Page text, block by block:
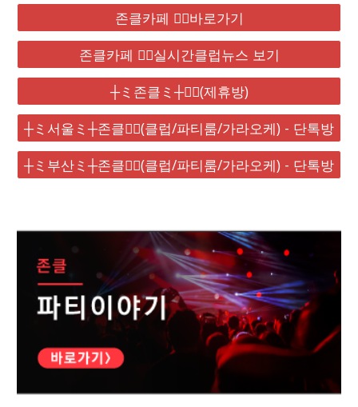
존클카페 ❤️‍🔥바로가기
존클카페 ❤️‍🔥실시간클럽뉴스 보기
┼ミ존클ミ┼❤️‍🔥(제휴방)
┼ミ서울ミ┼존클❤️‍🔥(클럽/파티룸/가라오케) - 단톡방
┼ミ부산ミ┼존클❤️‍🔥(클럽/파티룸/가라오케) - 단톡방